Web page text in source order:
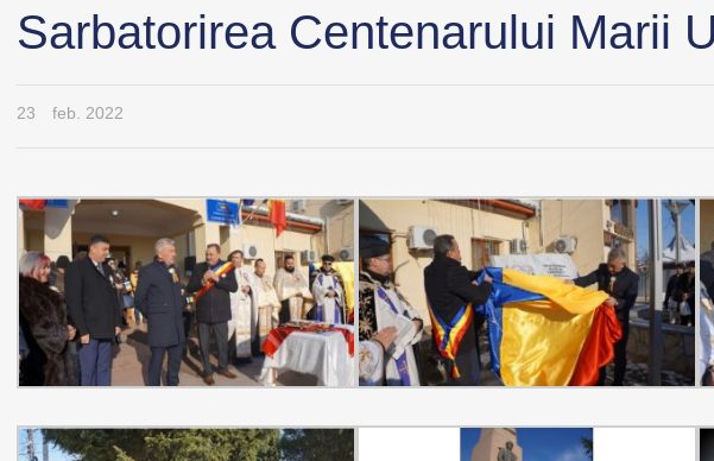
Sarbatorirea Centenarului Marii
23 feb. 2022